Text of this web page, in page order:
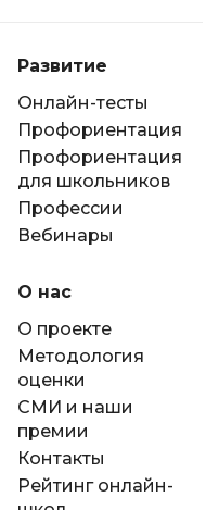
Развитие
Онлайн-тесты
Профориентация
Профориентация
для школьников
Профессии
Вебинары
О нас
О проекте
Методология
оценки
СМИ и наши
премии
Контакты
Рейтинг онлайн-